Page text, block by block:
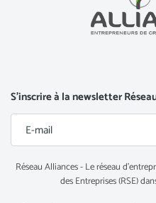
S’inscrire à la newsletter
Réseau Alliances - Le réseau
des Entreprises (RSE)